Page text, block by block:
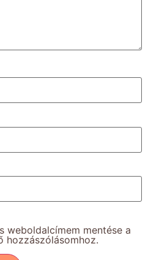
weboldalcímem mentése a
hozzászólásomhoz.